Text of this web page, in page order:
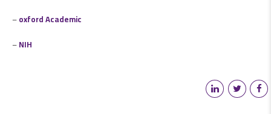
oxford Academic
–
NIH
–